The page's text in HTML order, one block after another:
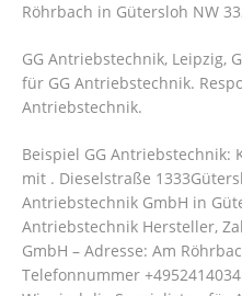
Röhrbach in Gütersloh NW
GG Antriebstechnik, Leipzig,
für GG Antriebstechnik.
Antriebstechnik.
Beispiel GG Antriebstechnik:
mit . Dieselstraße
Antriebstechnik GmbH in
Antriebstechnik Hersteller,
GmbH – Adresse: Am
Telefonnummer